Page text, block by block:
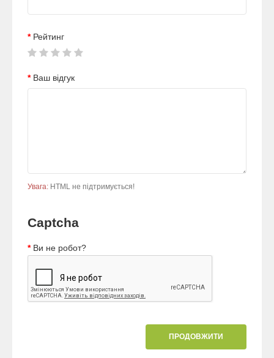
Рейтинг
Ваш відгук
Увага: HTML не підтримується!
Captcha
Ви не робот?
ПРОДОВЖИТИ